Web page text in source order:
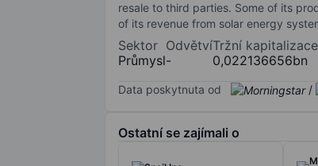
resale to third parties. Some of its
of its revenue from solar energy
Sektor
Průmysl
Odvětví
-
Tržní kapitalizace
0,022136656bn
Data poskytnuta od /
Ostatní se zajímali o